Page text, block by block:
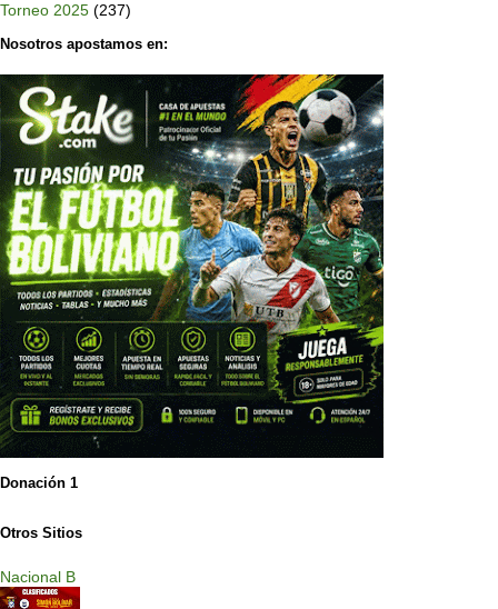
Torneo 2025 (237)
Nosotros apostamos en:
Donación 1
Otros Sitios
Nacional B